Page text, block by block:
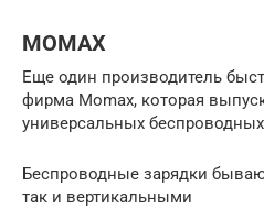
MOMAX
Еще один производитель
фирма Momax, которая
универсальных
Беспроводные зарядки
так и вертикальными